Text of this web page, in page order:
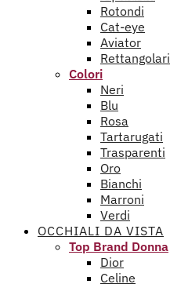
Rotondi
Cat-eye
Aviator
Rettangolari
Colori
Neri
Blu
Rosa
Tartarugati
Trasparenti
Oro
Bianchi
Marroni
Verdi
OCCHIALI DA VISTA
Top Brand Donna
Dior
Celine